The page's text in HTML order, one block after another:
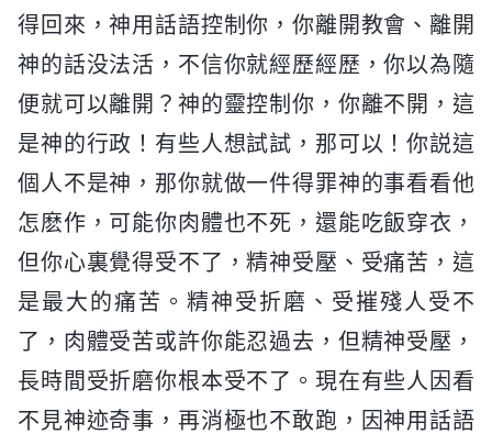
得回來，神用話語控制你，你離開教會、離開
神的話没法活，不信你就經歷經歷，你以為隨
便就可以離開？神的靈控制你，你離不開，這
是神的行政！有些人想試試，那可以！你説這
個人不是神，那你就做一件得罪神的事看看他
怎麽作，可能你肉體也不死，還能吃飯穿衣，
但你心裏覺得受不了，精神受壓、受痛苦，這
是最大的痛苦。精神受折磨、受摧殘人受不
了，肉體受苦或許你能忍過去，但精神受壓，
長時間受折磨你根本受不了。現在有些人因看
不見神迹奇事，再消極也不敢跑，因神用話語